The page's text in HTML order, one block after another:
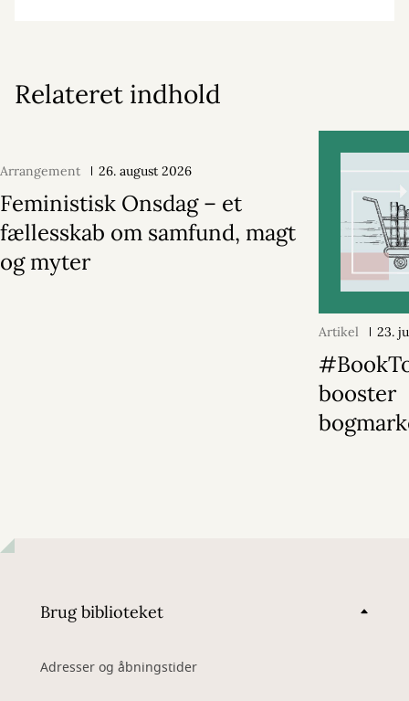
Relateret indhold
Arrangement 26. august 2026
Feministisk Onsdag – et
fællesskab om samfund, magt
og myter
Artikel 23.
booster
Brug biblioteket
Adresser og åbningstider